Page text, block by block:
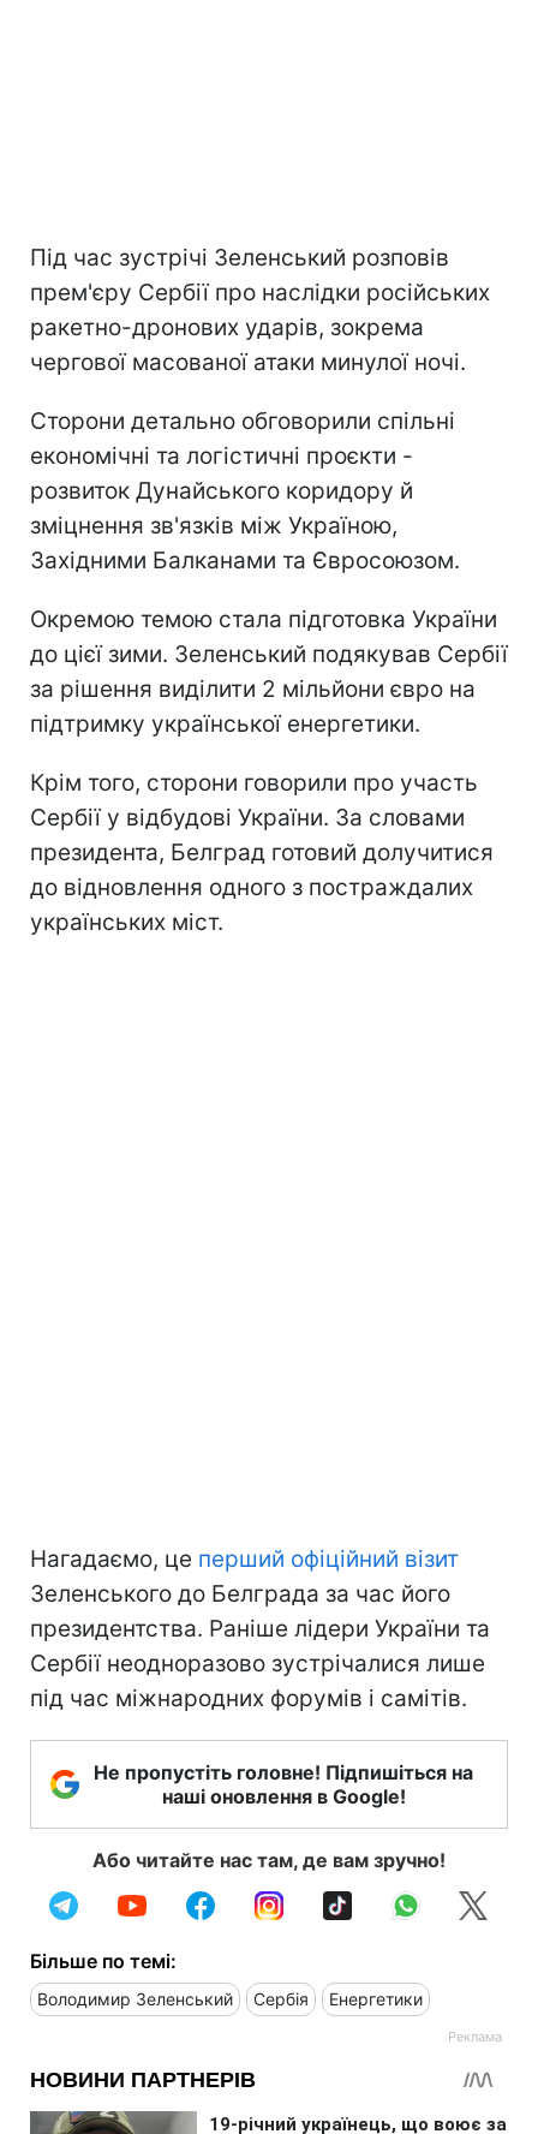
Під час зустрічі Зеленський розповів
прем'єру Сербії про наслідки російських
ракетно-дронових ударів, зокрема
чергової масованої атаки минулої ночі.
Сторони детально обговорили спільні
економічні та логістичні проєкти -
розвиток Дунайського коридору й
зміцнення зв'язків між Україною,
Західними Балканами та Євросоюзом.
Окремою темою стала підготовка України
до цієї зими. Зеленський подякував Сербії
за рішення виділити 2 мільйони євро на
підтримку української енергетики.
Крім того, сторони говорили про участь
Сербії у відбудові України. За словами
президента, Белград готовий долучитися
до відновлення одного з постраждалих
українських міст.
Нагадаємо, це перший офіційний візит
Зеленського до Белграда за час його
президентства. Раніше лідери України та
Сербії неодноразово зустрічалися лише
під час міжнародних форумів і самітів.
Не пропустіть головне! Підпишіться на
наші оновлення в Google!
Або читайте нас там, де вам зручно!
Більше по темі:
Володимир Зеленський Сербія Енергетики